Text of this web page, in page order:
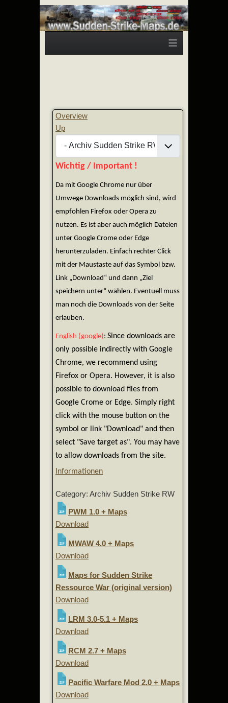
≡
Overview
Up
Wichtig / Important !
Da mit Google Chrome nur über
Umwege Downloads möglich sind, wird
empfohlen Firefox oder Opera zu
nutzen. Es ist aber auch möglich Dateien
unter Google Crome oder Edge
herunterzuladen. Einfach rechter Click
mit der Maustaste auf das Symbol bzw.
Link „Download“ und dann „Ziel
speichern unter“ wählen. Eventuell muss
man noch die Downloads von der Seite
erlauben.
English (google): Since downloads are
only possible indirectly with Google
Chrome, we recommend using
Firefox or Opera. However, it is also
possible to download files from
Google Crome or Edge. Simply right
click with the mouse button on the
symbol or link "Download" and then
select "Save target as". You may have
to allow downloads from the site.
Informationen
Category: Archiv Sudden Strike RW
PWM 1.0 + Maps
Download
MWAW 4.0 + Maps
Download
Maps for Sudden Strike
Ressource War (original version)
Download
LRM 3.0-5.1 + Maps
Download
RCM 2.7 + Maps
Download
Pacific Warfare Mod 2.0 + Maps
Download